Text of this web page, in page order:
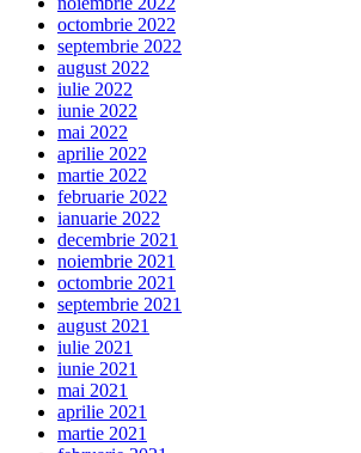
octombrie 2022
septembrie 2022
august 2022
iulie 2022
iunie 2022
mai 2022
aprilie 2022
martie 2022
februarie 2022
ianuarie 2022
decembrie 2021
noiembrie 2021
octombrie 2021
septembrie 2021
august 2021
iulie 2021
iunie 2021
mai 2021
aprilie 2021
martie 2021